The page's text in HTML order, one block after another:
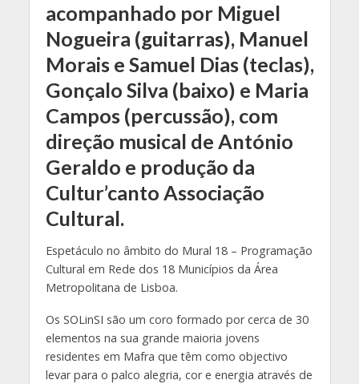
acompanhado por Miguel
Nogueira (guitarras), Manuel
Morais e Samuel Dias (teclas),
Gonçalo Silva (baixo) e Maria
Campos (percussão), com
direção musical de António
Geraldo e produção da
Cultur’canto Associação
Cultural.
Espetáculo no âmbito do Mural 18 – Programação
Cultural em Rede dos 18 Municípios da Área
Metropolitana de Lisboa.
Os SOLinSI são um coro formado por cerca de 30
elementos na sua grande maioria jovens
residentes em Mafra que têm como objectivo
levar para o palco alegria, cor e energia através de